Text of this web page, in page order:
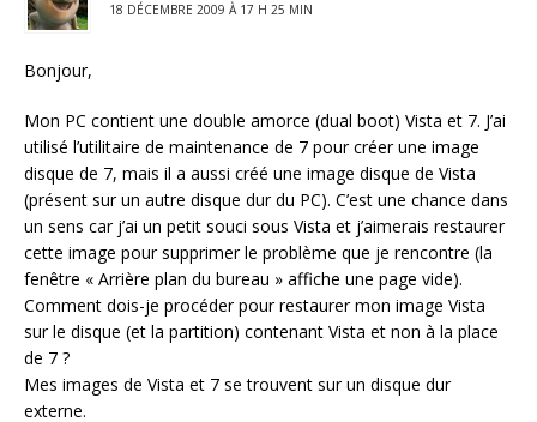
18 DÉCEMBRE 2009 À 17 H 25 MIN
Bonjour,
Mon PC contient une double amorce (dual boot) Vista et 7. J’ai
utilisé l’utilitaire de maintenance de 7 pour créer une image
disque de 7, mais il a aussi créé une image disque de Vista
(présent sur un autre disque dur du PC). C’est une chance dans
un sens car j’ai un petit souci sous Vista et j’aimerais restaurer
cette image pour supprimer le problème que je rencontre (la
fenêtre « Arrière plan du bureau » affiche une page vide).
Comment dois-je procéder pour restaurer mon image Vista
sur le disque (et la partition) contenant Vista et non à la place
de 7 ?
Mes images de Vista et 7 se trouvent sur un disque dur
externe.